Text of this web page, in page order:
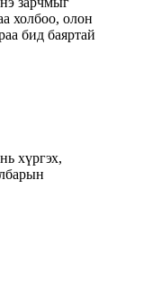
холбоо, олон
бид баяртай
хүргэх,